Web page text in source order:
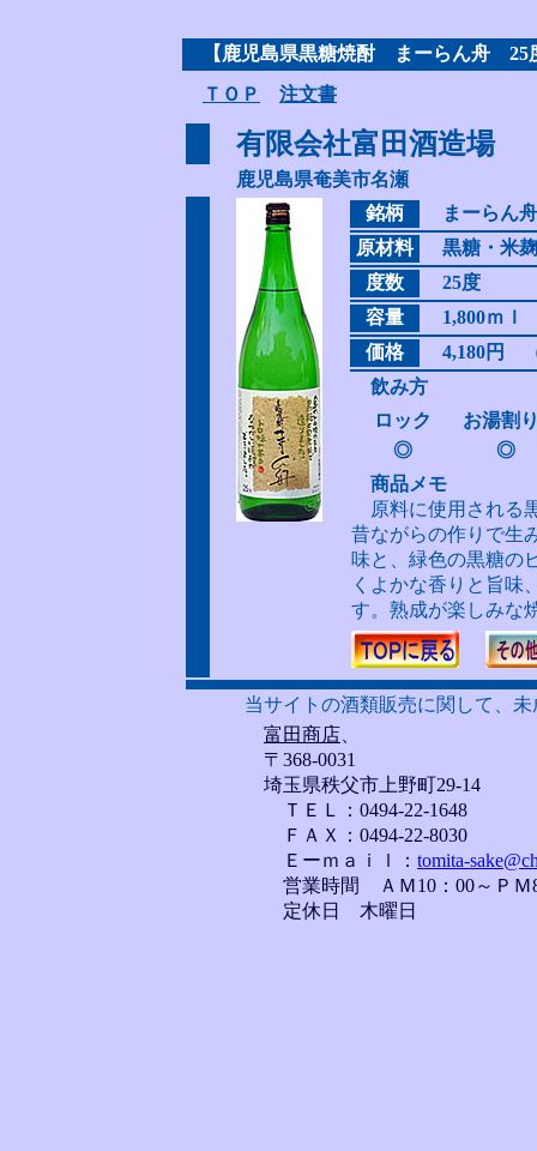
【鹿児島県黒糖焼酎 まーらん舟 25
ＴＯＰ
注文書
有限会社富田酒造場
鹿児島県奄美市名瀬
銘柄
まーらん舟
原材料
黒糖・米麹
度数
25度
容量
1,800ｍｌ
価格
4,180円
飲み方
ロック
お湯割
◎
◎
商品メモ
原料に使用される
昔ながらの作りで生
味と、緑色の黒糖の
くよかな香りと旨味
す。熟成が楽しみな
当サイトの酒類販売に関して、
富田商店
〒368-0031
埼玉県秩父市上野町29-14
ＴＥＬ：0494-22-1648
ＦＡＸ：0494-22-8030
Ｅーｍａｉｌ： tomita-
営業時間 ＡＭ10：00～ＰＭ
定休日 木曜日